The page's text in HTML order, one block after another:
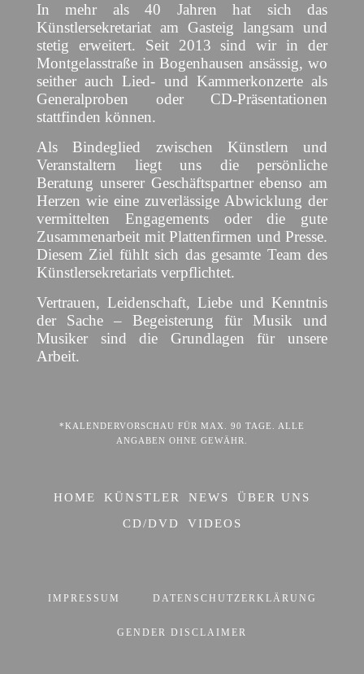
In mehr als 40 Jahren hat sich das
Künstlersekretariat am Gasteig langsam und
stetig erweitert. Seit 2013 sind wir in der
Montgelasstraße in Bogenhausen ansässig, wo
seither auch Lied- und Kammerkonzerte als
Generalproben oder CD-Präsentationen
stattfinden können.
Als Bindeglied zwischen Künstlern und
Veranstaltern liegt uns die persönliche
Beratung unserer Geschäftspartner ebenso am
Herzen wie eine zuverlässige Abwicklung der
vermittelten Engagements oder die gute
Zusammenarbeit mit Plattenfirmen und Presse.
Diesem Ziel fühlt sich das gesamte Team des
Künstlersekretariats verpflichtet.
Vertrauen, Leidenschaft, Liebe und Kenntnis
der Sache – Begeisterung für Musik und
Musiker sind die Grundlagen für unsere
Arbeit.
*KALENDERVORSCHAU FÜR MAX. 90 TAGE. ALLE
ANGABEN OHNE GEWÄHR.
HOME KÜNSTLER NEWS
ÜBER UNS
CD/DVD
VIDEOS
IMPRESSUM DATENSCHUTZERKLÄRUNG
GENDER DISCLAIMER